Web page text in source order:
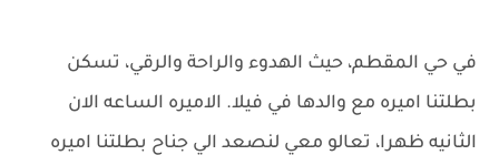
في حي المقطم، حيث الهدوء والراحة والرقي، تسكن
بطلتنا اميره مع والدها في فيلا. الاميره الساعه الان
الثانيه ظهرا، تعالو معي لنصعد الي جناح بطلتنا اميره